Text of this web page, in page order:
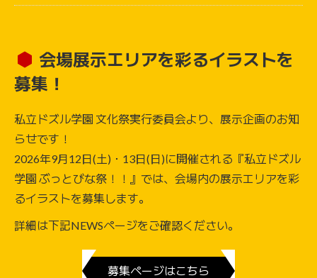
会場展示エリアを彩るイラストを
募集！
私立ドズル学園 文化祭実行委員会より、展示企画のお知
らせです！
2026年9月12日(土)・13日(日)に開催される『私立ドズル
学園 ぶっとびな祭！！』では、会場内の展示エリアを彩
るイラストを募集します。
詳細は下記NEWSページをご確認ください。
募集ページはこちら